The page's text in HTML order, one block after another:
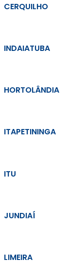
CERQUILHO
INDAIATUBA
HORTOLÂNDIA
ITAPETININGA
ITU
JUNDIAÍ
LIMEIRA